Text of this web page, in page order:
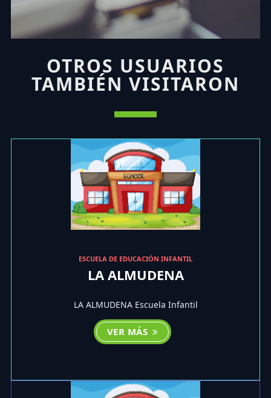
OTROS USUARIOS
TAMBIÉN VISITARON
ESCUELA DE EDUCACIÓN INFANTIL
LA ALMUDENA
LA ALMUDENA Escuela Infantil
VER MÁS